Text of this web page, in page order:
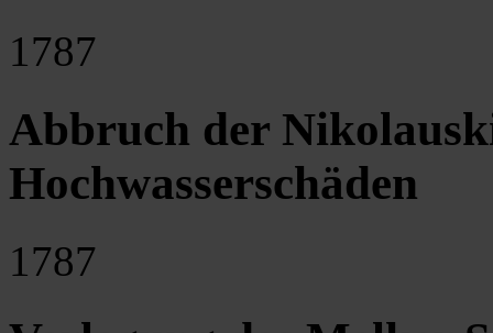
1787
Abbruch der
Hochwasserschäden
1787